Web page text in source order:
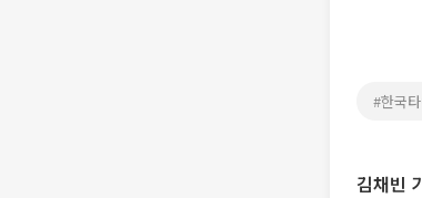
#한국
김채빈